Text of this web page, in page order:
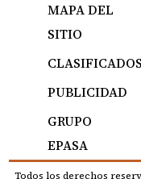
MAPA DEL
SITIO
CLASIFICADOS
PUBLICIDAD
GRUPO
EPASA
Todos los derechos